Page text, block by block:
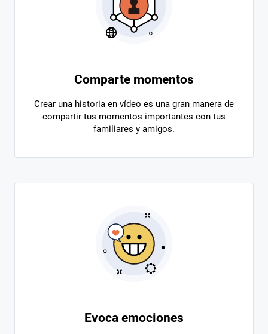
Comparte momentos
Crear una historia en vídeo es una gran manera de
compartir tus momentos importantes con tus
familiares y amigos.
Evoca emociones